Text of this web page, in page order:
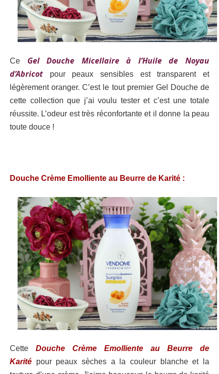
Ce Gel Douche Micellaire à l’Huile de Noyau
d’Abricot pour peaux sensibles est transparent et
légèrement oranger. C’est le tout premier Gel Douche de
cette collection que j’ai voulu tester et c’est une totale
réussite. L’odeur est très réconfortante et il donne la peau
toute douce !
Douche Crème Emolliente au Beurre de Karité :
Cette Douche Crème Emolliente au Beurre de
Karité pour peaux sèches a la couleur blanche et la